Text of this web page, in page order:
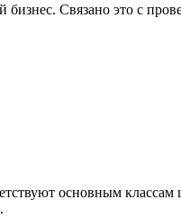
Связано это с
основным